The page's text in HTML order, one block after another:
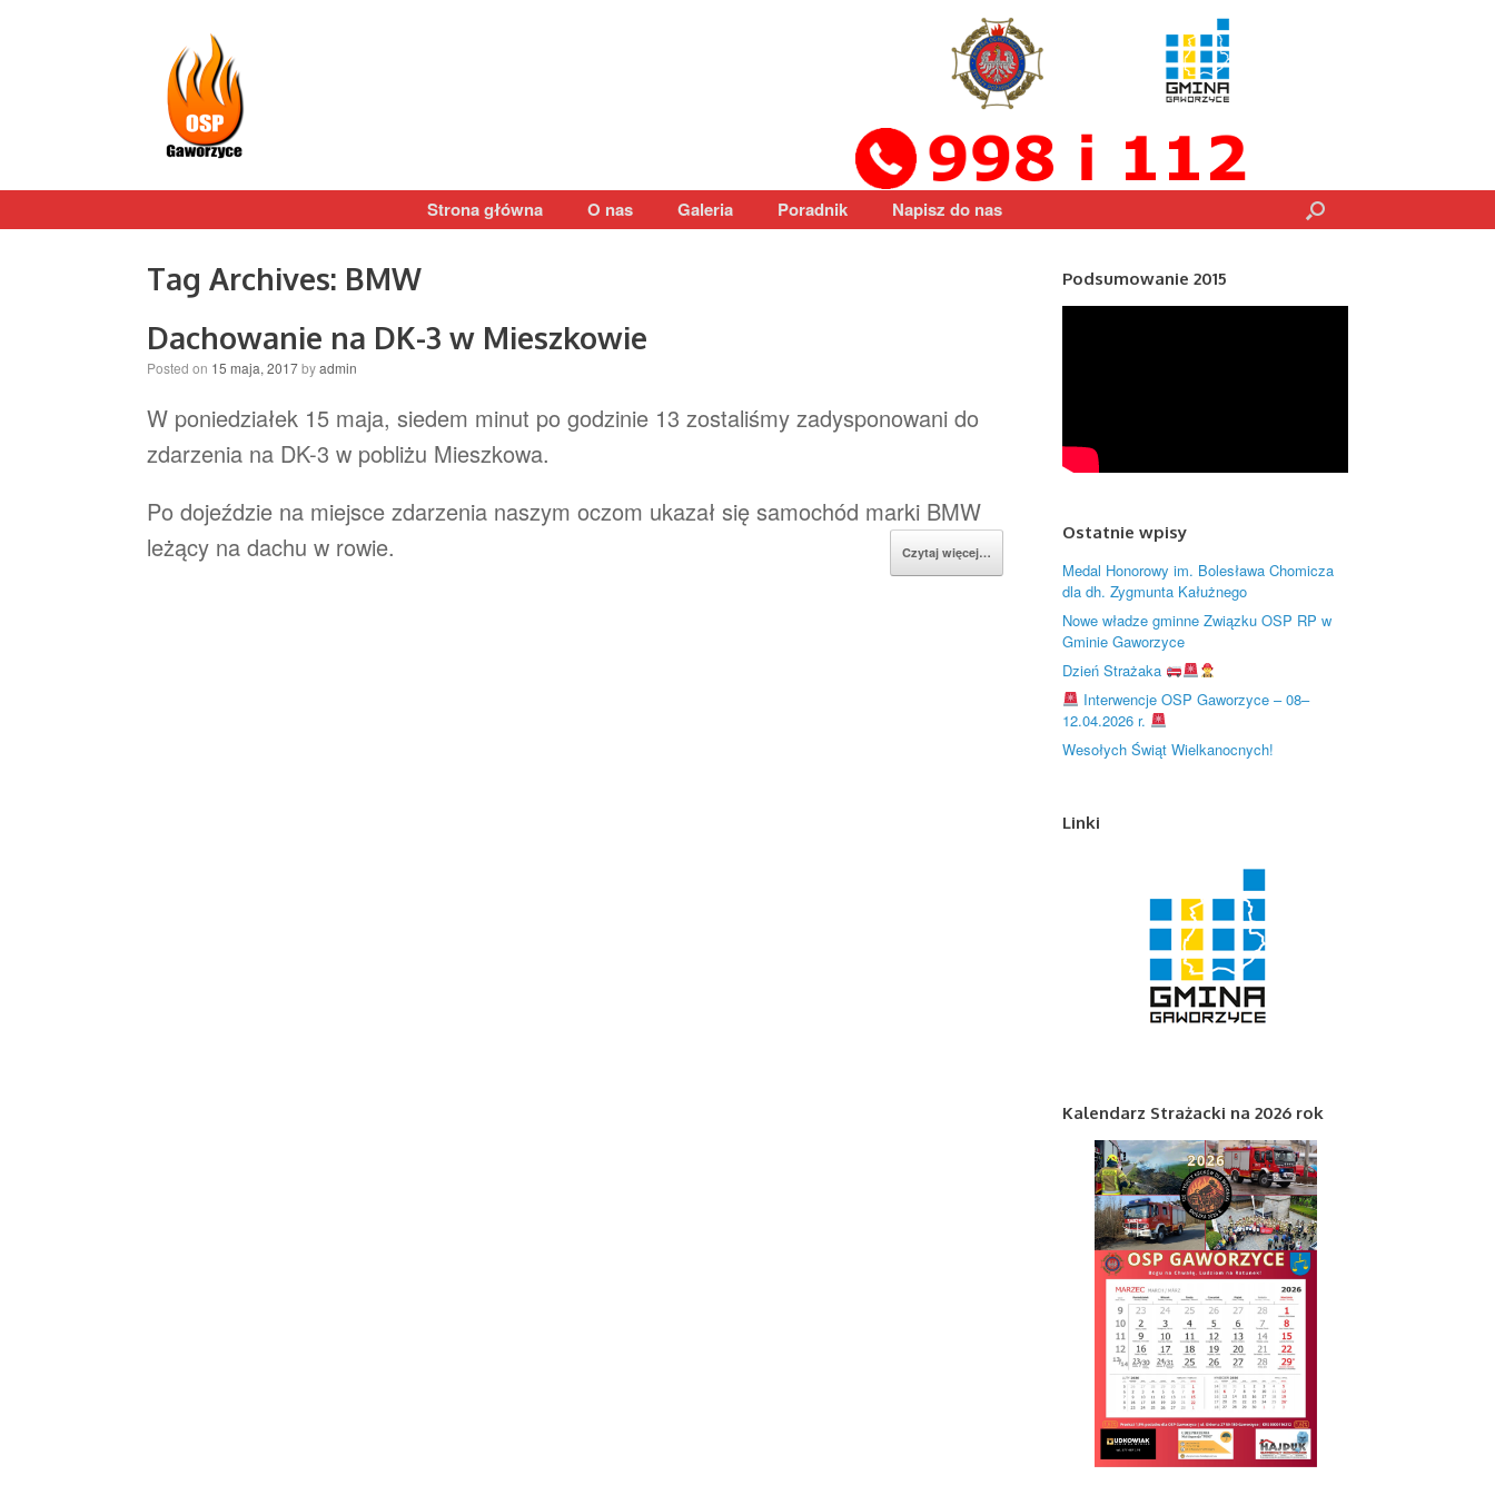
Strona główna O nas Galeria Poradnik Napisz do nas
Tag Archives: BMW
Dachowanie na DK-3 w Mieszkowie
Posted on 15 maja, 2017byadmin
W poniedziałek 15 maja, siedem minut po godzinie 13 zostaliśmy zadysponowani do
zdarzenia na DK-3 w pobliżu Mieszkowa.
Po dojeździe na miejsce zdarzenia naszym oczom ukazał się samochód marki BMW
leżący na dachu w rowie.
Czytaj więcej…
Podsumowanie 2015
Ostatnie wpisy
Medal Honorowy im. Bolesława Chomicza
dla dh. Zygmunta Kałużnego
Nowe władze gminne Związku OSP RP w
Gminie Gaworzyce
Dzień Strażaka
Interwencje OSP Gaworzyce – 08–
12.04.2026 r.
Wesołych Świąt Wielkanocnych!
Linki
Kalendarz Strażacki na 2026 rok